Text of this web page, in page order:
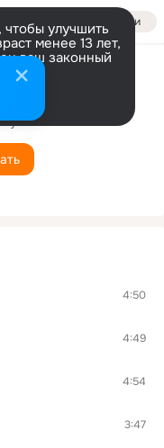
Войти
улучшить
менее 13 лет,
ваш законный
судьба
4:50
4:49
4:54
3:47